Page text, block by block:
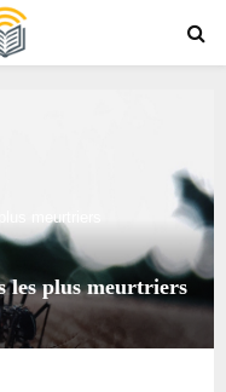
meurtriers
les plus meurtriers